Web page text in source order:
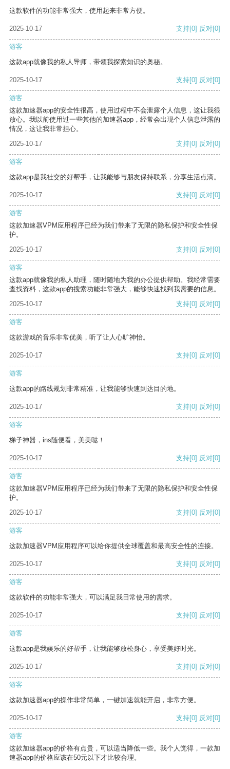
这款软件的功能非常强大，使用起来非常方便。
2025-10-17 支持[0] 反对[0]
游客
这款app就像我的私人导师，带领我探索知识的奥秘。
2025-10-17 支持[0] 反对[0]
游客
这款加速器app的安全性很高，使用过程中不会泄露个人信息，这让我很
放心。我以前使用过一些其他的加速器app，经常会出现个人信息泄露的
情况，这让我非常担心。
2025-10-17
支持[0] 反对[0]
游客
这款app是我社交的好帮手，让我能够与朋友保持联系，分享生活点滴。
2025-10-17 支持[0] 反对[0]
游客
这款加速器VPM应用程序已经为我们带来了无限的隐私保护和安全性保
护。
2025-10-17
支持[0] 反对[0]
游客
这款app就像我的私人助理，随时随地为我的办公提供帮助。我经常需要
查找资料，这款app的搜索功能非常强大，能够快速找到我需要的信息。
2025-10-17
支持[0] 反对[0]
游客
这款游戏的音乐非常优美，听了让人心旷神怡。
2025-10-17 支持[0] 反对[0]
游客
这款app的路线规划非常精准，让我能够快速到达目的地。
2025-10-17 支持[0] 反对[0]
游客
梯子神器，ins随便看，美美哒！
2025-10-17 支持[0] 反对[0]
游客
这款加速器VPM应用程序已经为我们带来了无限的隐私保护和安全性保
护。
2025-10-17
支持[0] 反对[0]
游客
这款加速器VPM应用程序可以给你提供全球覆盖和最高安全性的连接。
2025-10-17 支持[0] 反对[0]
游客
这款软件的功能非常强大，可以满足我日常使用的需求。
2025-10-17 支持[0] 反对[0]
游客
这款app是我娱乐的好帮手，让我能够放松身心，享受美好时光。
2025-10-17 支持[0] 反对[0]
游客
这款加速器app的操作非常简单，一键加速就能开启，非常方便。
2025-10-17 支持[0] 反对[0]
游客
这款加速器app的价格有点贵，可以适当降低一些。我个人觉得，一款加
速器app的价格应该在50元以下才比较合理。